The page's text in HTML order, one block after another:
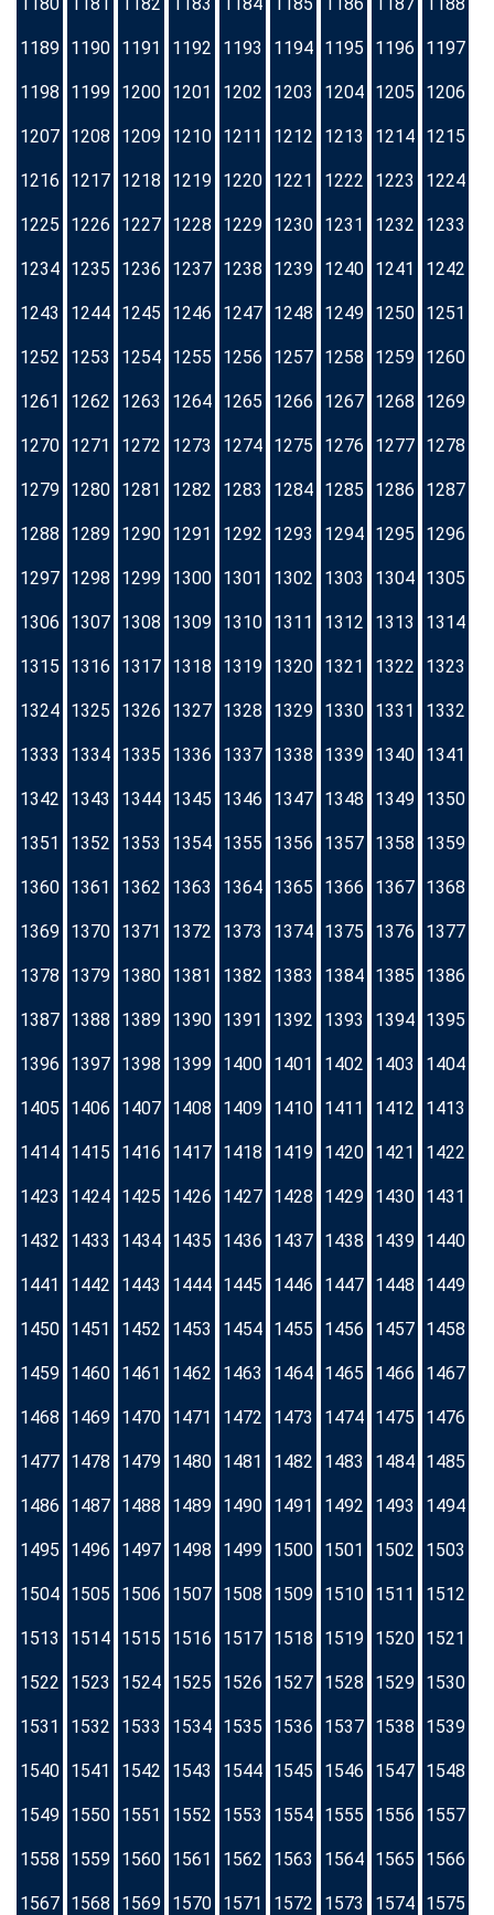
1189 1190 1191 1192 1193 1194 1195 1196 1197
1198 1199 1200 1201 1202 1203 1204 1205 1206
1207 1208 1209 1210 1211 1212 1213 1214 1215
1216 1217 1218 1219 1220 1221 1222 1223 1224
1225 1226 1227 1228 1229 1230 1231 1232 1233
1234 1235 1236 1237 1238 1239 1240 1241 1242
1243 1244 1245 1246 1247 1248 1249 1250 1251
1252 1253 1254 1255 1256 1257 1258 1259 1260
1261 1262 1263 1264 1265 1266 1267 1268 1269
1270 1271 1272 1273 1274 1275 1276 1277 1278
1279 1280 1281 1282 1283 1284 1285 1286 1287
1288 1289 1290 1291 1292 1293 1294 1295 1296
1297 1298 1299 1300 1301 1302 1303 1304 1305
1306 1307 1308 1309 1310 1311 1312 1313 1314
1315 1316 1317 1318 1319 1320 1321 1322 1323
1324 1325 1326 1327 1328 1329 1330 1331 1332
1333 1334 1335 1336 1337 1338 1339 1340 1341
1342 1343 1344 1345 1346 1347 1348 1349 1350
1351 1352 1353 1354 1355 1356 1357 1358 1359
1360 1361 1362 1363 1364 1365 1366 1367 1368
1369 1370 1371 1372 1373 1374 1375 1376 1377
1378 1379 1380 1381 1382 1383 1384 1385 1386
1387 1388 1389 1390 1391 1392 1393 1394 1395
1396 1397 1398 1399 1400 1401 1402 1403 1404
1405 1406 1407 1408 1409 1410 1411 1412 1413
1414 1415 1416 1417 1418 1419 1420 1421 1422
1423 1424 1425 1426 1427 1428 1429 1430 1431
1432 1433 1434 1435 1436 1437 1438 1439 1440
1441 1442 1443 1444 1445 1446 1447 1448 1449
1450 1451 1452 1453 1454 1455 1456 1457 1458
1459 1460 1461 1462 1463 1464 1465 1466 1467
1468 1469 1470 1471 1472 1473 1474 1475 1476
1477 1478 1479 1480 1481 1482 1483 1484 1485
1486 1487 1488 1489 1490 1491 1492 1493 1494
1495 1496 1497 1498 1499 1500 1501 1502 1503
1504 1505 1506 1507 1508 1509 1510 1511 1512
1513 1514 1515 1516 1517 1518 1519 1520 1521
1522 1523 1524 1525 1526 1527 1528 1529 1530
1531 1532 1533 1534 1535 1536 1537 1538 1539
1540 1541 1542 1543 1544 1545 1546 1547 1548
1549 1550 1551 1552 1553 1554 1555 1556 1557
1558 1559 1560 1561 1562 1563 1564 1565 1566
1567 1568 1569 1570 1571 1572 1573 1574 1575